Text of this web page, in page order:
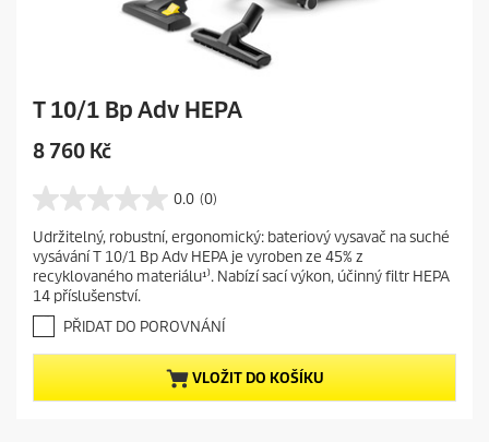
T 10/1 Bp Adv HEPA
C
r
e
n
t
p
r
o
d
8 760 Kč
0.0 (0)
0
.
0
z
5
h
z
d
i
Udržitelný, robustní, ergonomický: bateriový vysavač na suché
vysávání T 10/1 Bp Adv HEPA je vyroben ze 45% z
recyklovaného materiálu¹⁾. Nabízí sací výkon, účinný filtr HEPA
14 příslušenství.
PŘIDAT DO POROVNÁNÍ
VLOŽIT DO KOŠÍKU